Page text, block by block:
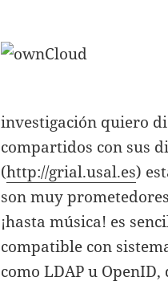
investigación quiero
compartidos con sus
(http://grial.usal.es)
son muy
¡hasta música! es
compatible con
como LDAP u